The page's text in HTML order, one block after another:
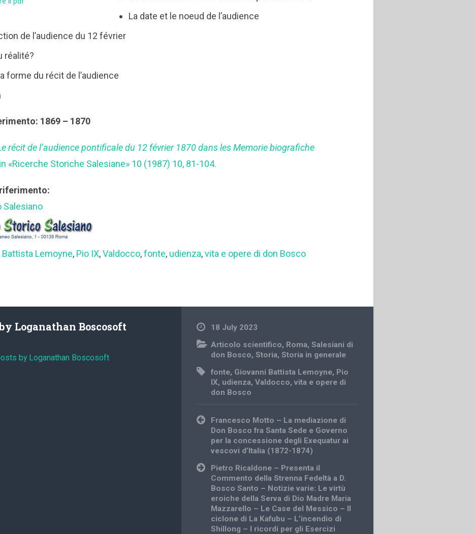
La date et le noeud de l’audience
de l’audience du 12 février
réalité?
forme du récit de l’audience
1869 – 1870
récit de l’audience pontificale du 12 février 1870 dans les Memorie biografiche
«Ricerche Storiche Salesiane» 10 (1987) 10, 81-104.
Salesiano
Battista Lemoyne, Pio IX,Valdocco,fonte, udienza,vita e opere di don Bosco
Loganathan Boscosoft
by Loganathan Boscosoft
18 July 2023
Articolo scientifico, Roma,Salesiani di
don Bosco,Storia,Storia in generale
fonte, Giovanni Battista Lemoyne, Pio
IX, udienza,Valdocco,vita e opere di
don Bosco
Post
navigation
Francesco Motto – La mediazione di
Don Bosco fra Santa Sede e Governo
per la concessione degli Exequatur ai
vescovi d’Italia (1872-1874)
Pietro Ricaldone – Presenta il
Commento della Strenna Fedeltà a D.
Bosco Santo – Notizie varie: Le virtù
eroiche della Serva di Dio Madre Maria
Mazzarello – Le Case del Messico – Il
ciclone di La Kafubu – L’incendio di
Shillong – I ricordi per gli Esercizi